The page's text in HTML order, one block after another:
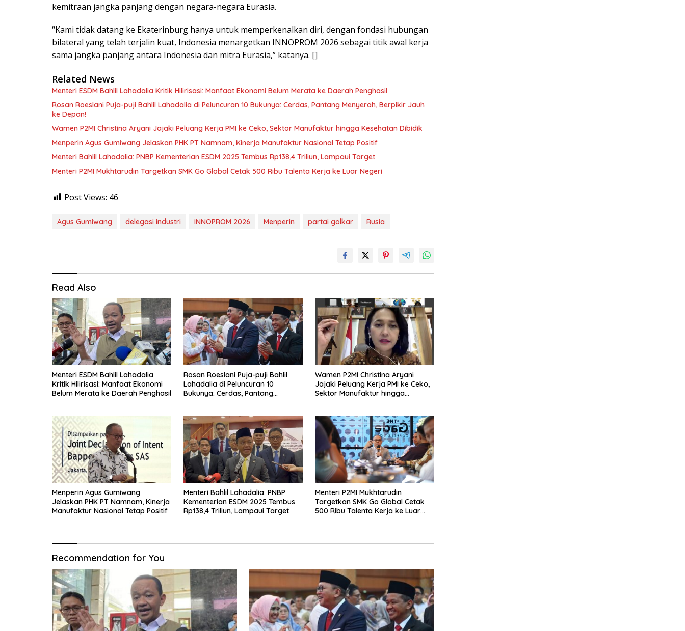
kemitraan jangka panjang dengan negara-negara Eurasia.
“Kami tidak datang ke Ekaterinburg hanya untuk memperkenalkan diri, dengan fondasi hubungan
bilateral yang telah terjalin kuat, Indonesia menargetkan INNOPROM 2026 sebagai titik awal kerja
sama jangka panjang antara Indonesia dan mitra Eurasia,” katanya. []
Related News
Menteri ESDM Bahlil Lahadalia Kritik Hilirisasi: Manfaat Ekonomi Belum Merata ke Daerah Penghasil
Rosan Roeslani Puja-puji Bahlil Lahadalia di Peluncuran 10 Bukunya: Cerdas, Pantang Menyerah, Berpikir Jauh
ke Depan!
Wamen P2MI Christina Aryani Jajaki Peluang Kerja PMI ke Ceko, Sektor Manufaktur hingga Kesehatan Dibidik
Menperin Agus Gumiwang Jelaskan PHK PT Namnam, Kinerja Manufaktur Nasional Tetap Positif
Menteri Bahlil Lahadalia: PNBP Kementerian ESDM 2025 Tembus Rp138,4 Triliun, Lampaui Target
Menteri P2MI Mukhtarudin Targetkan SMK Go Global Cetak 500 Ribu Talenta Kerja ke Luar Negeri
Post Views: 46
Agus Gumiwang delegasi industri INNOPROM 2026 Menperin partai golkar Rusia
Read Also
Menteri ESDM Bahlil Lahadalia
Kritik Hilirisasi: Manfaat Ekonomi
Belum Merata ke Daerah Penghasil
Rosan Roeslani Puja-puji Bahlil
Lahadalia di Peluncuran 10
Bukunya: Cerdas, Pantang
Wamen P2MI Christina Aryani
Jajaki Peluang Kerja PMI ke Ceko,
Sektor Manufaktur hingga
Menperin Agus Gumiwang
Jelaskan PHK PT Namnam, Kinerja
Manufaktur Nasional Tetap Positif
Menteri Bahlil Lahadalia: PNBP
Kementerian ESDM 2025 Tembus
Rp138,4 Triliun, Lampaui Target
Menteri P2MI Mukhtarudin
Targetkan SMK Go Global Cetak
500 Ribu Talenta Kerja ke Luar
Recommendation for You